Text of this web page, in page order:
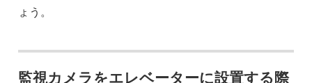
ょう。
監視カメラをエレベーターに設置する際